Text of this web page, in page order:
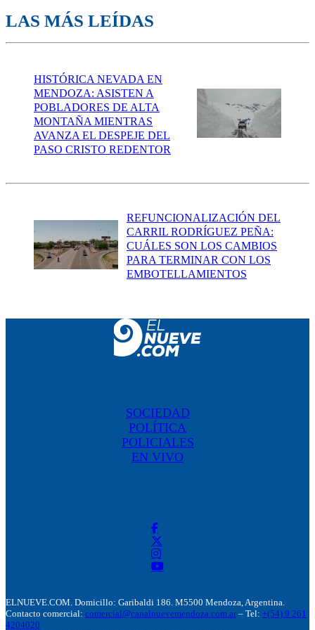
LAS MÁS LEÍDAS
HISTÓRICA NEVADA EN
MENDOZA: ASISTEN A
POBLADORES DE ALTA
MONTAÑA MIENTRAS
AVANZA EL DESPEJE DEL
PASO CRISTO REDENTOR
REFUNCIONALIZACIÓN DEL
CARRIL RODRÍGUEZ PEÑA:
CUÁLES SON LOS CAMBIOS
PARA TERMINAR CON LOS
EMBOTELLAMIENTOS
SOCIEDAD
POLÍTICA
POLICIALES
EN VIVO
ELNUEVE.COM. Domicillo: Garibaldi 186. M5500 Mendoza, Argentina.
Contacto comercial: comercial@canalnuevemendoza.com.ar – Tel: +(54) 9 261
4204020